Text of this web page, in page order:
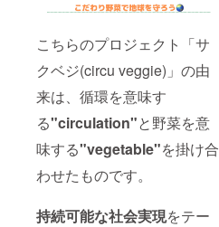
こちらのプロジェクト「サ
クベジ(circu veggie)」の由
来は、循環を意味す
る"circulation"と野菜を意
味する"vegetable"を掛け合
わせたものです。
持続可能な社会実現をテー